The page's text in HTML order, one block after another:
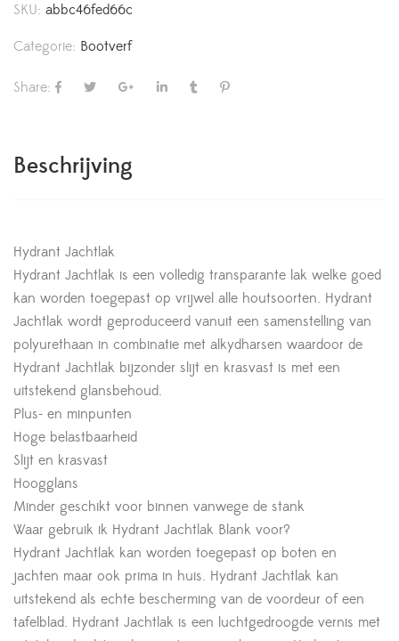
SKU: abbc46fed66c
Categorie: Bootverf
Share:
Beschrijving
Hydrant Jachtlak
Hydrant Jachtlak is een volledig transparante lak welke goed
kan worden toegepast op vrijwel alle houtsoorten. Hydrant
Jachtlak wordt geproduceerd vanuit een samenstelling van
polyurethaan in combinatie met alkydharsen waardoor de
Hydrant Jachtlak bijzonder slijt en krasvast is met een
uitstekend glansbehoud.
Plus- en minpunten
Hoge belastbaarheid
Slijt en krasvast
Hoogglans
Minder geschikt voor binnen vanwege de stank
Waar gebruik ik Hydrant Jachtlak Blank voor?
Hydrant Jachtlak kan worden toegepast op boten en
jachten maar ook prima in huis. Hydrant Jachtlak kan
uitstekend als echte bescherming van de voordeur of een
tafelblad. Hydrant Jachtlak is een luchtgedroogde vernis met